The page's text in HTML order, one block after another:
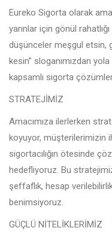
Eureko Sigorta olarak
yarınlar için gönül
düşünceler meşgul etsin,
kesin” sloganımızdan yola
kapsamlı sigorta
STRATEJİMİZ
Amacımıza ilerlerken
koyuyor, müşterilerimizin
sigortacılığın ötesinde
hedefliyoruz. Bu
şeffaflık, hesap
benimsiyoruz.
GÜÇLÜ NİTELİKLERİMİZ